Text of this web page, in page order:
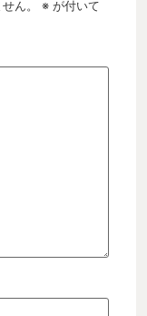
ん。 ※ が付いて